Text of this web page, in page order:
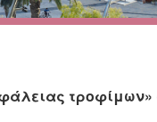
τροφίμων»